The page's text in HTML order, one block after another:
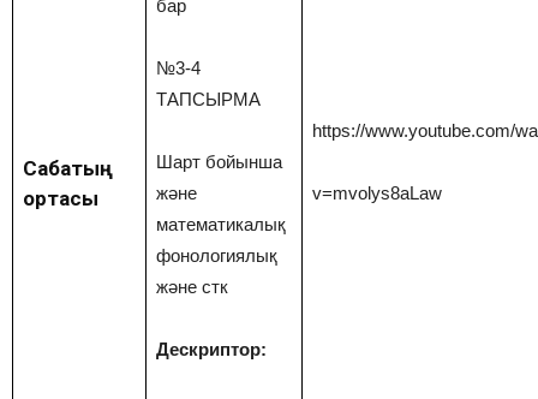
Сабақтың
ортасы
бар
№3-4
ТАПСЫРМА
Шарт бойынша
және
математикалық
фонологиялық
және стк
Дескриптор:
https://www.youtube.com/
v=mvolys8aLaw